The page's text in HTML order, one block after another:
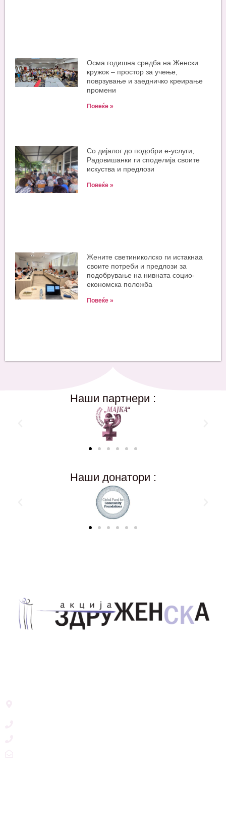
Oсма годишна средба на Женски
кружок – простор за учење,
поврзување и заедничко креирање
промени
Повеќе »
Со дијалог до подобри е-услуги,
Радовишанки ги споделија своите
искуства и предлози
Повеќе »
Жените светиниколско ги истакнаа
своите потреби и предлози за
подобрување на нивната социо-
економска положба
Повеќе »
Наши партнери :
Наши донатори :